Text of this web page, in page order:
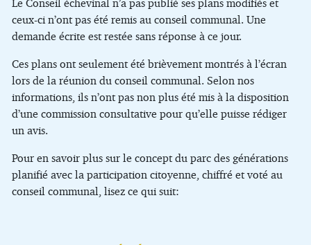
ceux-ci n’ont pas été remis au conseil communal. Une
demande écrite est restée sans réponse à ce jour.
Ces plans ont seulement été brièvement montrés à l’écran
lors de la réunion du conseil communal. Selon nos
informations, ils n’ont pas non plus été mis à la disposition
d’une commission consultative pour qu’elle puisse rédiger
un avis.
Pour en savoir plus sur le concept du parc des générations
planifié avec la participation citoyenne, chiffré et voté au
conseil communal, lisez ce qui suit: